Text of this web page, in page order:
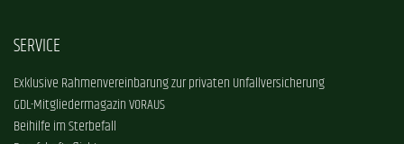
SERVICE
Exklusive Rahmenvereinbarung zur privaten Unfallversicherung
GDL-Mitgliedermagazin VORAUS
Beihilfe im Sterbefall